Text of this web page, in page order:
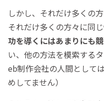
しかし、それだけ多くの
それだけ多くの方々に同
功を導くにはあまりにも
い、他の方法を模索する
eb制作会社の人間として
めしてません）